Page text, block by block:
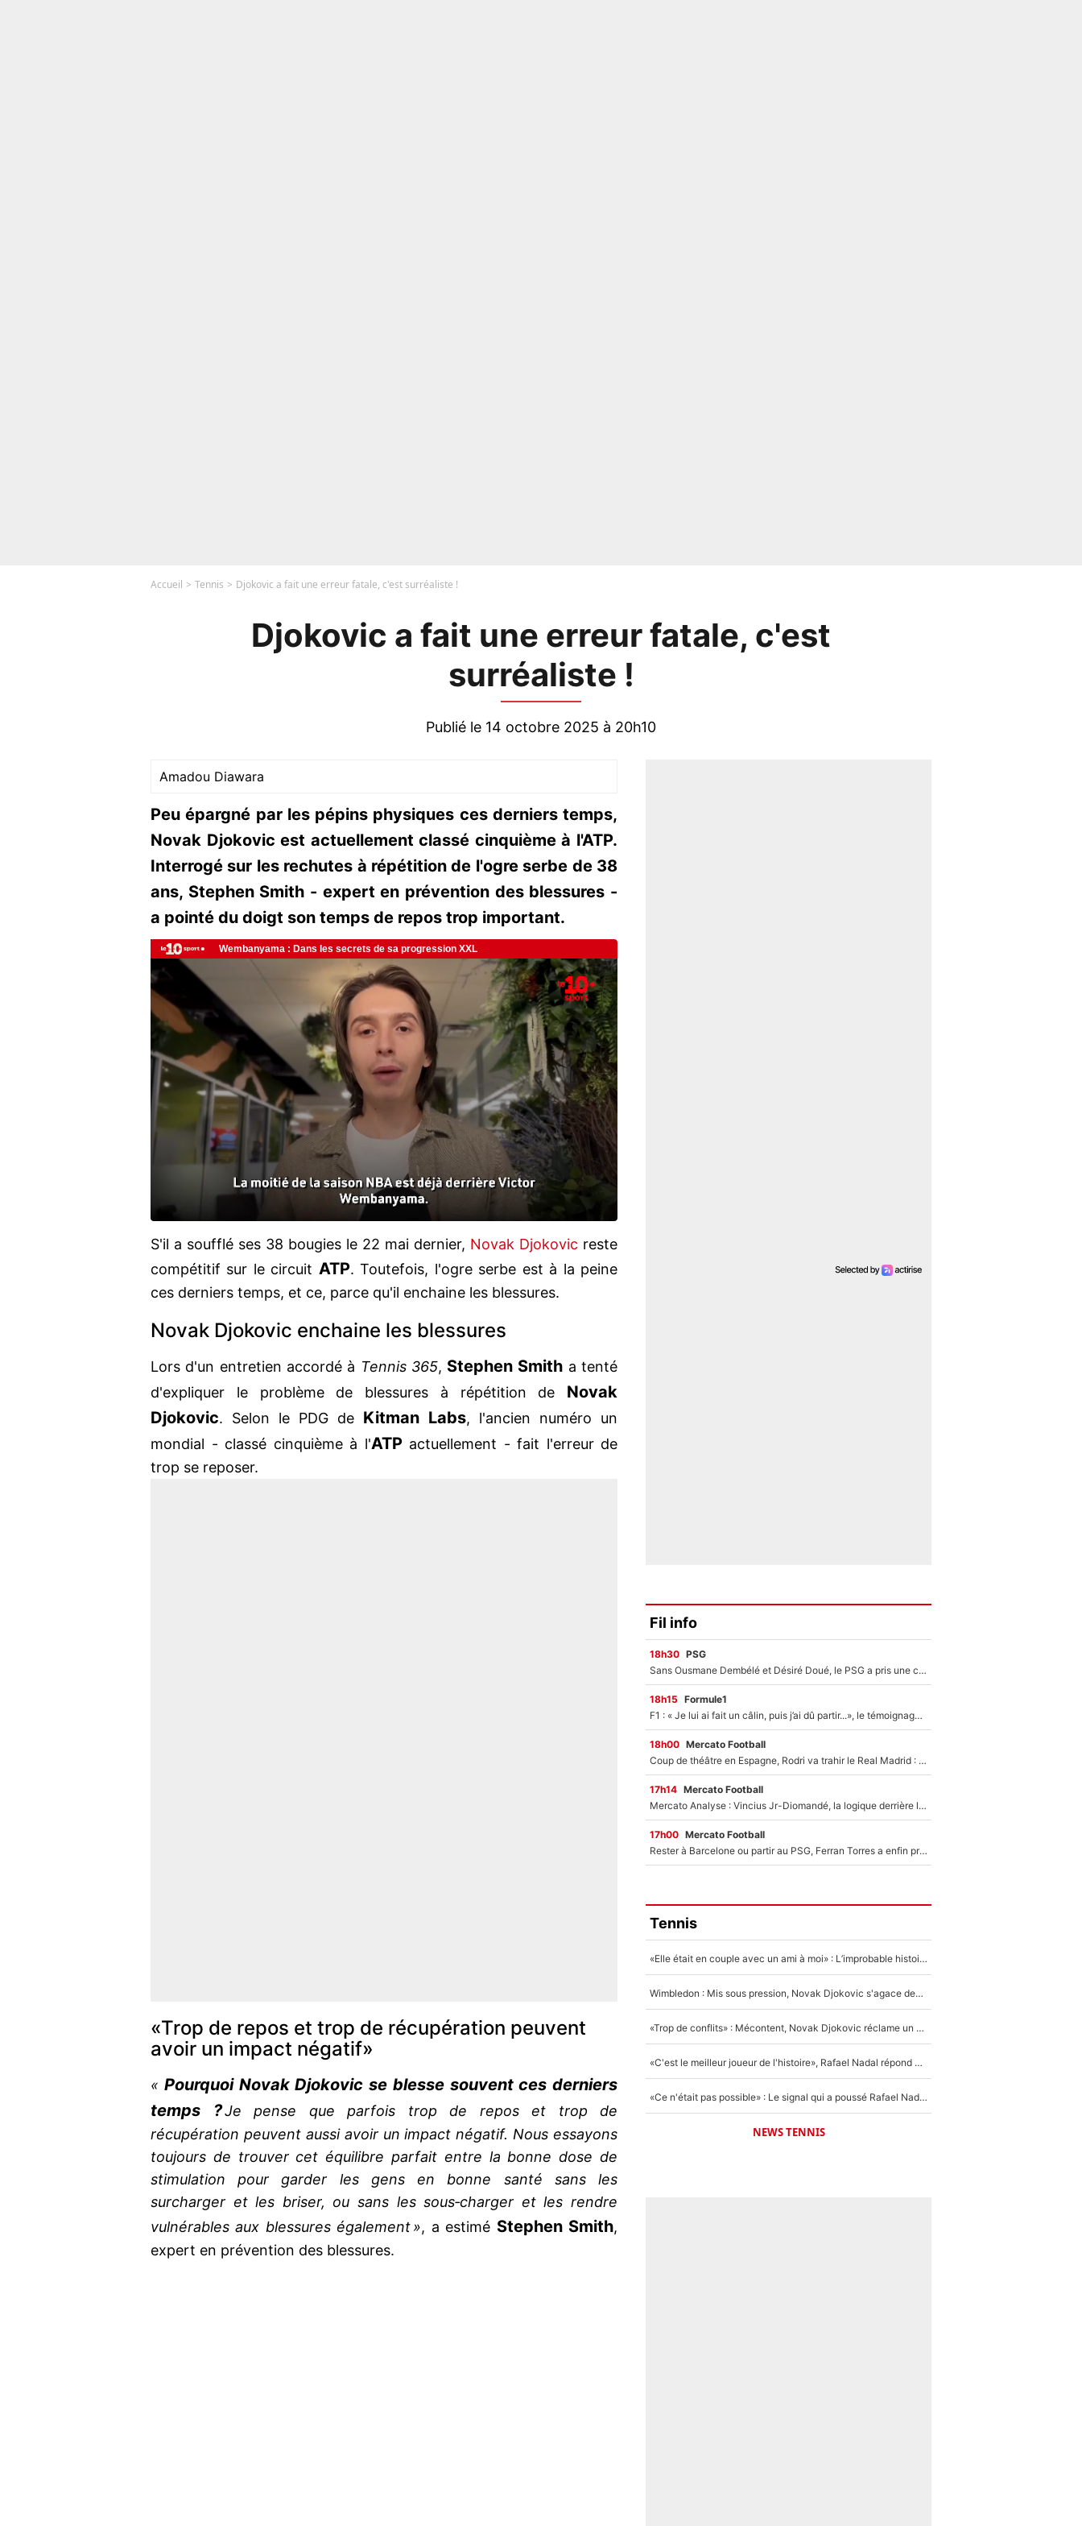
Accueil Tennis Djokovic a fait une erreur fatale, c'est surréaliste !
Djokovic a fait une erreur fatale, c'est
surréaliste !
Publié le 14 octobre 2025 à 20h10
Amadou Diawara
Peu épargné par les pépins physiques ces derniers temps,
Novak Djokovic est actuellement classé cinquième à l'ATP.
Interrogé sur les rechutes à répétition de l'ogre serbe de 38
ans, Stephen Smith - expert en prévention des blessures -
a pointé du doigt son temps de repos trop important.
S'il a soufflé ses 38 bougies le 22 mai dernier, Novak Djokovic reste
compétitif sur le circuit ATP. Toutefois, l'ogre serbe est à la peine
ces derniers temps, et ce, parce qu'il enchaine les blessures.
Novak Djokovic enchaine les blessures
Lors d'un entretien accordé à Tennis 365, Stephen Smith a tenté
d'expliquer le problème de blessures à répétition de Novak
Djokovic. Selon le PDG de Kitman Labs, l'ancien numéro un
mondial - classé cinquième à l'ATP actuellement - fait l'erreur de
trop se reposer.
«Trop de repos et trop de récupération peuvent
avoir un impact négatif»
« Pourquoi Novak Djokovic se blesse souvent ces derniers
temps ?Je pense que parfois trop de repos et trop de
récupération peuvent aussi avoir un impact négatif. Nous essayons
toujours de trouver cet équilibre parfait entre la bonne dose de
stimulation pour garder les gens en bonne santé sans les
surcharger et les briser, ou sans les sous‐charger et les rendre
vulnérables aux blessures également », a estimé Stephen Smith,
expert en prévention des blessures.
Fil info
18h30 PSG
Sans Ousmane Dembélé et Désiré Doué, le PSG a pris une correction face à Majorque : Luis Enrique attend avec impatience des renforts !
18h15 Formule1
F1 : « Je lui ai fait un câlin, puis j’ai dû partir...», le témoignage émouvant de Max Verstappen sur sa fille
18h00 Mercato Football
Coup de théâtre en Espagne, Rodri va trahir le Real Madrid : Le Ballon d'Or a choisi de signer au FC Barcelone !
17h14 Mercato Football
Mercato Analyse : Vincius Jr-Diomandé, la logique derrière la concordance des temps
17h00 Mercato Football
Rester à Barcelone ou partir au PSG, Ferran Torres a enfin pris sa décision : La course contre la montre est lancée !
Tennis
«Elle était en couple avec un ami à moi» : L’improbable histoire derrière la «seule relation longue» de Novak Djokovic
Wimbledon : Mis sous pression, Novak Djokovic s'agace devant la presse !
«Trop de conflits» : Mécontent, Novak Djokovic réclame un grand changement !
«C'est le meilleur joueur de l'histoire», Rafael Nadal répond à la question que tout le monde se pose !
«Ce n'était pas possible» : Le signal qui a poussé Rafael Nadal à prendre sa retraite !
NEWS TENNIS